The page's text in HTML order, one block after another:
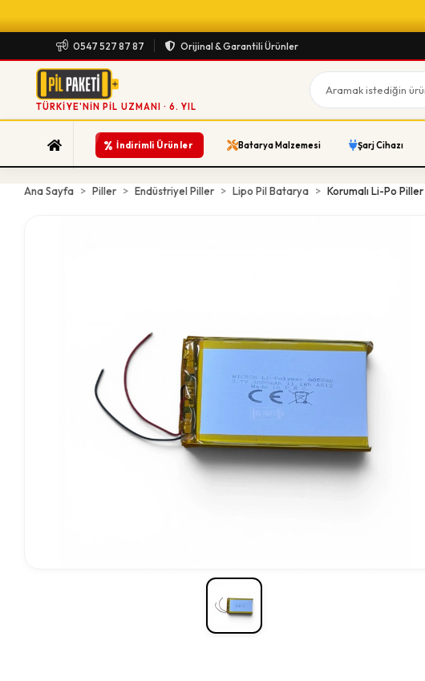
0547 527 87 87 Orijinal & Garantili Ürünler
TÜRKIYE'NIN PIL UZMANI · 6. YIL
% İndirimli Ürünler Batarya Malzemesi Şarj Cihazı
Ana Sayfa Piller Endüstriyel Piller Lipo Pil Batarya Korumalı Li-Po Piller